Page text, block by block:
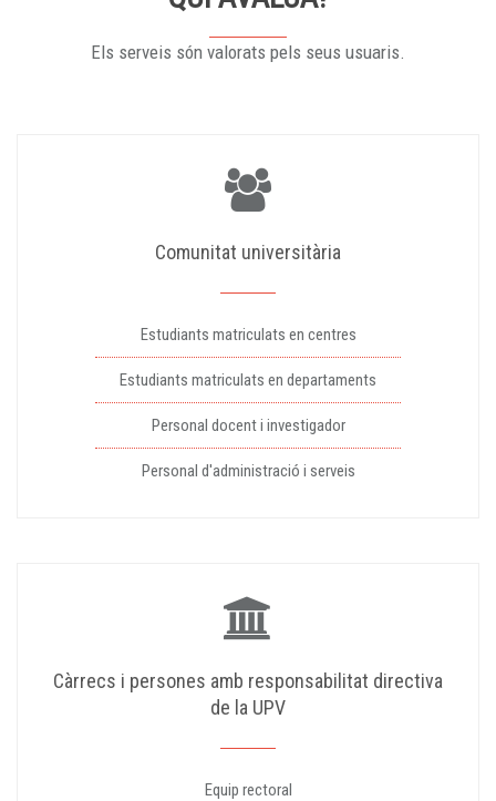
Els serveis són valorats pels seus usuaris.
Comunitat universitària
Estudiants matriculats en centres
Estudiants matriculats en departaments
Personal docent i investigador
Personal d'administració i serveis
Càrrecs i persones amb responsabilitat directiva
de la UPV
Equip rectoral